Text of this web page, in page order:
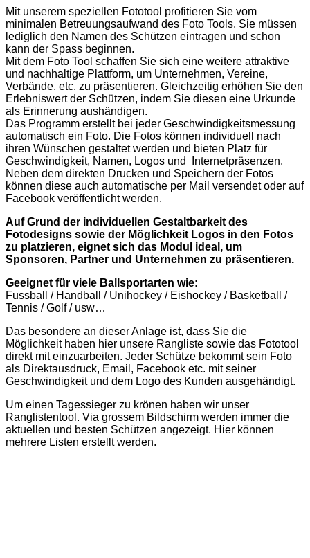
Mit unserem speziellen Fototool profitieren Sie vom
minimalen Betreuungsaufwand des Foto Tools. Sie müssen
lediglich den Namen des Schützen eintragen und schon
kann der Spass beginnen.
Mit dem Foto Tool schaffen Sie sich eine weitere attraktive
und nachhaltige Plattform, um Unternehmen, Vereine,
Verbände, etc. zu präsentieren. Gleichzeitig erhöhen Sie den
Erlebniswert der Schützen, indem Sie diesen eine Urkunde
als Erinnerung aushändigen.
Das Programm erstellt bei jeder Geschwindigkeitsmessung
automatisch ein Foto. Die Fotos können individuell nach
ihren Wünschen gestaltet werden und bieten Platz für
Geschwindigkeit, Namen, Logos und Internetpräsenzen.
Neben dem direkten Drucken und Speichern der Fotos
können diese auch automatische per Mail versendet oder auf
Facebook veröffentlicht werden.
Auf Grund der individuellen Gestaltbarkeit des
Fotodesigns sowie der Möglichkeit Logos in den Fotos
zu platzieren, eignet sich das Modul ideal, um
Sponsoren, Partner und Unternehmen zu präsentieren.
Geeignet für viele Ballsportarten wie:
Fussball / Handball / Unihockey / Eishockey / Basketball /
Tennis / Golf / usw…
Das besondere an dieser Anlage ist, dass Sie die
Möglichkeit haben hier unsere Rangliste sowie das Fototool
direkt mit einzuarbeiten. Jeder Schütze bekommt sein Foto
als Direktausdruck, Email, Facebook etc. mit seiner
Geschwindigkeit und dem Logo des Kunden ausgehändigt.
Um einen Tagessieger zu krönen haben wir unser
Ranglistentool. Via grossem Bildschirm werden immer die
aktuellen und besten Schützen angezeigt. Hier können
mehrere Listen erstellt werden.